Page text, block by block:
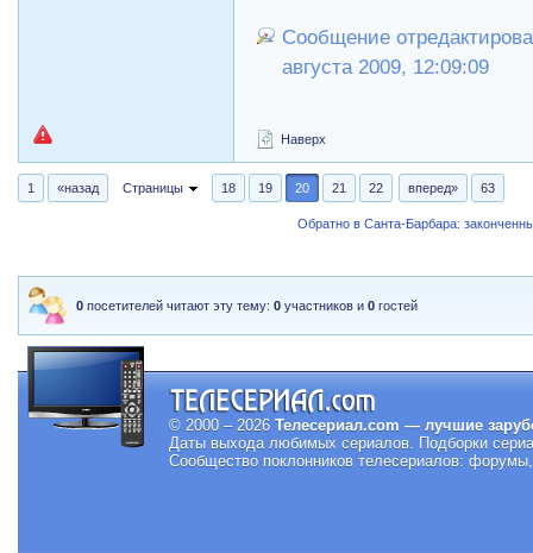
Сообщение
августа 2009, 12:09:09
Наверх
1 «назад Страницы 18 19 20 21 22 вперед» 63
Обратно в Санта-Барбара:
0 посетителей читают эту тему:0 участников и0 гостей
© 2000 – 2026 Телесериал.com — лучшие
Даты выхода любимых сериалов. Подборки
Сообщество поклонников телесериалов: